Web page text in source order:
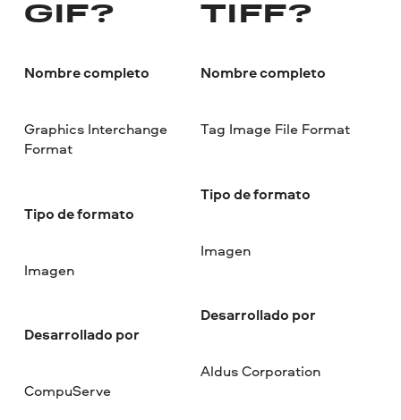
GIF?
Nombre completo
Graphics Interchange
Format
Tipo de formato
Imagen
Desarrollado por
CompuServe
TIFF?
Nombre completo
Tag Image File Format
Tipo de formato
Imagen
Desarrollado por
Aldus Corporation